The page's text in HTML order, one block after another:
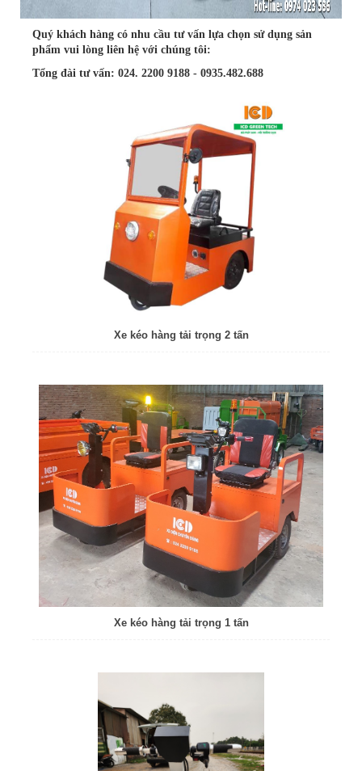
Quý khách hàng có nhu cầu tư vấn lựa chọn sử dụng sản
phẩm vui lòng liên hệ với chúng tôi:
Tổng đài tư vấn: 024. 2200 9188 - 0935.482.688
Xe kéo hàng tải trọng 2 tấn
Xe kéo hàng tải trọng 1 tấn